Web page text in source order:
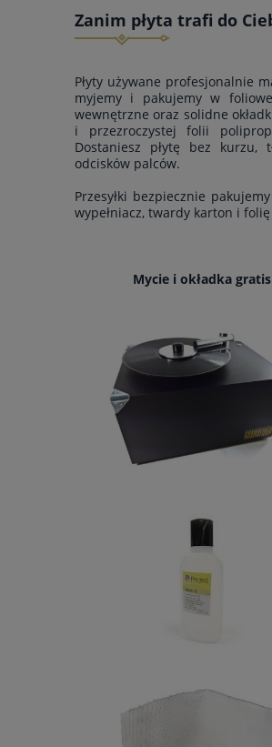
Zanim płyta trafi do
Płyty używane profesjonalnie
myjemy i pakujemy w
wewnętrzne oraz solidne
i przezroczystej folii
Dostaniesz płytę bez kurzu,
odcisków palców.
Przesyłki bezpiecznie
wypełniacz, twardy karton i
Mycie i okładka gratis